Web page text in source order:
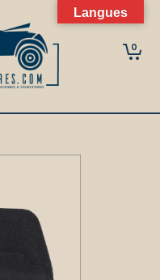
0
Langues